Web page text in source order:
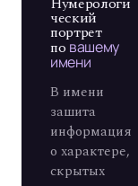
ческий
портрет
по вашему
имени
В имени
зашита
информация
о характере,
скрытых